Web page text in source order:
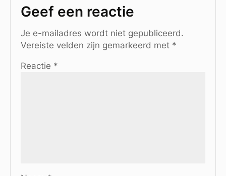
Geef een reactie
Je e-mailadres wordt niet gepubliceerd.
Vereiste velden zijn gemarkeerd met *
Reactie *